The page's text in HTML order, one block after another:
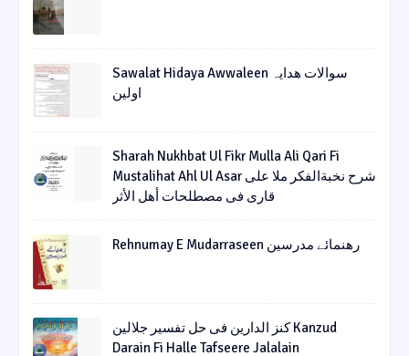
Sawalat Hidaya Awwaleen سوالات ھدایہ
اولین
Sharah Nukhbat Ul Fikr Mulla Ali Qari Fi
Mustalihat Ahl Ul Asar شرح نخبةالفکر ملا علی
قاری فی مصطلحات أھل الأثر
Rehnumay E Mudarraseen رهنمائے مدرسین
کنز الدارین فی حل تفسیر جلالین Kanzud
Darain Fi Halle Tafseere Jalalain